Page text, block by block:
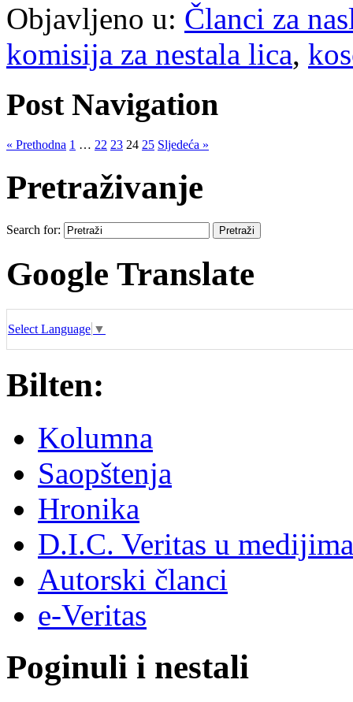
Objavljeno u: Članci za
komisija za nestala lica,
Post Navigation
« Prethodna 1 … 22 23 24 25 Sljedeća »
Pretraživanje
Search for:
Google Translate
Select Language ▼
Bilten:
Kolumna
Saopštenja
Hronika
D.I.C. Veritas u medijima
Autorski članci
e-Veritas
Poginuli i nestali